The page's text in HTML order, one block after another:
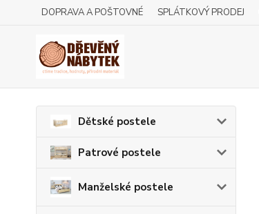
DOPRAVA A POŠTOVNÉ SPLÁTKOVÝ PRODEJ
Dětské postele
Patrové postele
Manželské postele